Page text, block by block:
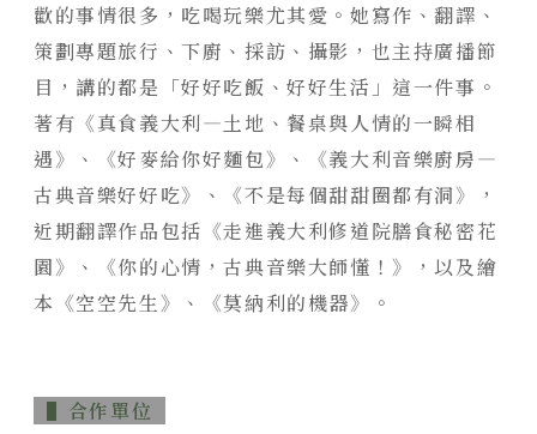
歡的事情很多，吃喝玩樂尤其愛。她寫作、翻譯、
策劃專題旅行、下廚、採訪、攝影，也主持廣播節
目，講的都是「好好吃飯、好好生活」這一件事。
著有《真食義大利—土地、餐桌與人情的一瞬相
遇》、《好麥給你好麵包》、《義大利音樂廚房—
古典音樂好好吃》、《不是每個甜甜圈都有洞》，
近期翻譯作品包括《走進義大利修道院膳食秘密花
園》、《你的心情，古典音樂大師懂！》，以及繪
本《空空先生》、《莫納利的機器》。
▌合作單位